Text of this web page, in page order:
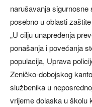
narušavanja sigurnosne
posebno u oblasti
„U cilju unapređenja
ponašanja i povećanja
populacija, Uprava
Zeničko-dobojskog
službenika u
vrijeme dolaska u školu